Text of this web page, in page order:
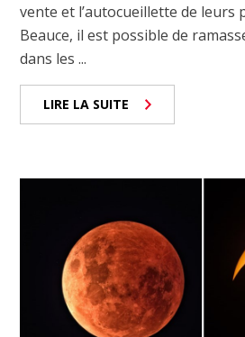
vente et l’autocueillette de leurs
Beauce, il est possible de
dans les ...
LIRE LA SUITE